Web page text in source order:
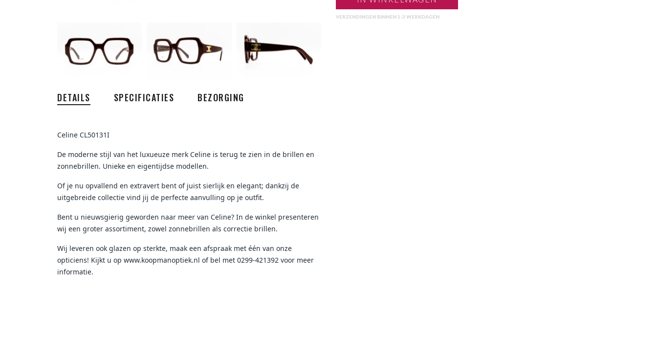
VERZENDINGEN BINNEN 1-3 WERKDAGEN
DETAILS SPECIFICATIES BEZORGING
Celine CL50131I
De moderne stijl van het luxueuze merk Celine is terug te zien in de brillen en
zonnebrillen. Unieke en eigentijdse modellen.
Of je nu opvallend en extravert bent of juist sierlijk en elegant; dankzij de
uitgebreide collectie vind jij de perfecte aanvulling op je outfit.
Bent u nieuwsgierig geworden naar meer van Celine? In de winkel presenteren
wij een groter assortiment, zowel zonnebrillen als correctie brillen.
Wij leveren ook glazen op sterkte, maak een afspraak met één van onze
opticiens! Kijkt u op www.koopmanoptiek.nl of bel met 0299-421392 voor meer
informatie.